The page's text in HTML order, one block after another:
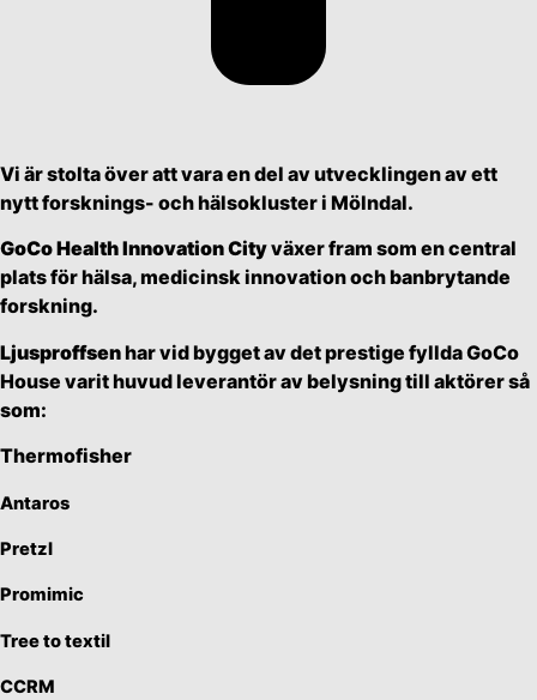
Vi är stolta över att vara en del av utvecklingen av ett
nytt forsknings- och hälsokluster i Mölndal.
GoCo Health Innovation Cityväxer fram som en central
plats för hälsa, medicinsk innovation och banbrytande
forskning.
Ljusproffsenhar vid bygget av det prestige fyllda GoCo
House varit huvud leverantör av belysning till aktörer så
som:
Thermofisher
Antaros
Pretzl
Promimic
Tree to textil
CCRM